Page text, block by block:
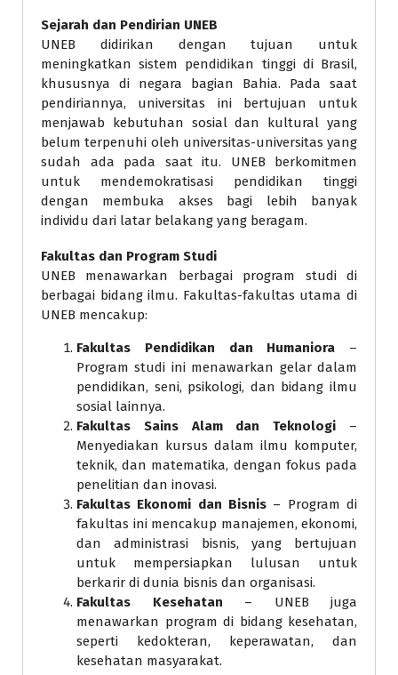
Sejarah dan Pendirian UNEB
UNEB didirikan dengan tujuan untuk
meningkatkan sistem pendidikan tinggi di Brasil,
khususnya di negara bagian Bahia. Pada saat
pendiriannya, universitas ini bertujuan untuk
menjawab kebutuhan sosial dan kultural yang
belum terpenuhi oleh universitas-universitas yang
sudah ada pada saat itu. UNEB berkomitmen
untuk mendemokratisasi pendidikan tinggi
dengan membuka akses bagi lebih banyak
individu dari latar belakang yang beragam.
Fakultas dan Program Studi
UNEB menawarkan berbagai program studi di
berbagai bidang ilmu. Fakultas-fakultas utama di
UNEB mencakup:
Fakultas Pendidikan dan Humaniora –
Program studi ini menawarkan gelar dalam
pendidikan, seni, psikologi, dan bidang ilmu
sosial lainnya.
Fakultas Sains Alam dan Teknologi –
Menyediakan kursus dalam ilmu komputer,
teknik, dan matematika, dengan fokus pada
penelitian dan inovasi.
Fakultas Ekonomi dan Bisnis – Program di
fakultas ini mencakup manajemen, ekonomi,
dan administrasi bisnis, yang bertujuan
untuk mempersiapkan lulusan untuk
berkarir di dunia bisnis dan organisasi.
Fakultas Kesehatan – UNEB juga
menawarkan program di bidang kesehatan,
seperti kedokteran, keperawatan, dan
kesehatan masyarakat.